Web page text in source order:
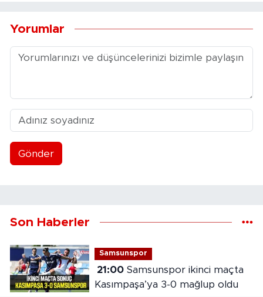
Yorumlar
Gönder
Son Haberler
Samsunspor
21:00Samsunspor ikinci maçta
Kasımpaşa’ya 3-0 mağlup oldu